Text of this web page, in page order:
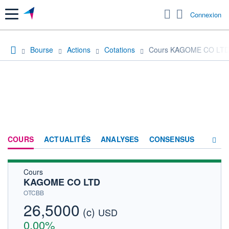
Menu Connexion
Bourse Actions Cotations Cours KAGOME CO LTD
COURS ACTUALITÉS ANALYSES CONSENSUS
ACTIONNAIRES
Cours
KAGOME CO LTD
OTCBB
26,5000 (c) USD
0,00%